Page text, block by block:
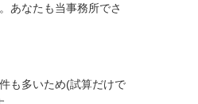
あなたも当事務所でさ
も多いため(試算だけで